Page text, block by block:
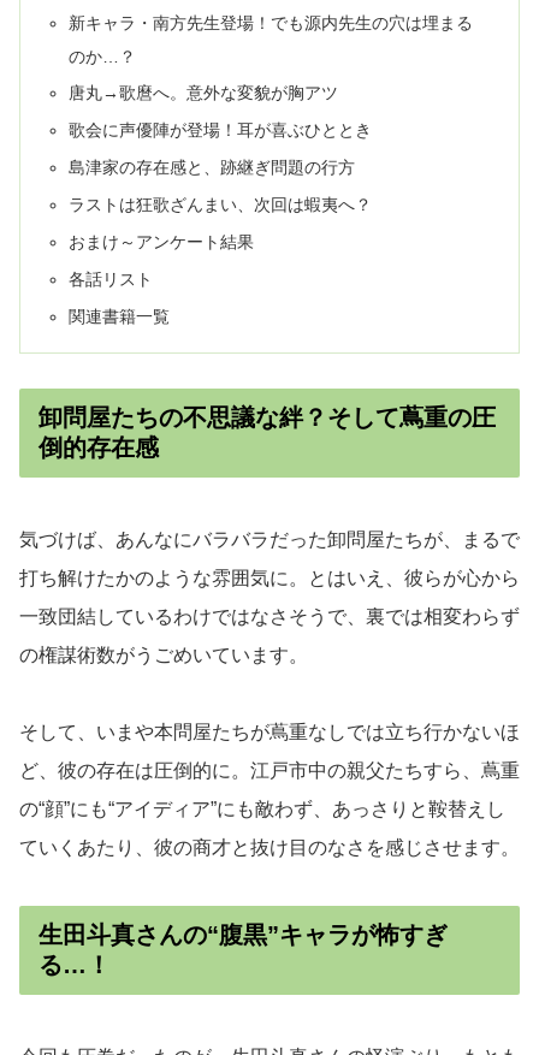
新キャラ・南方先生登場！でも源内先生の穴は埋まる
のか…？
唐丸→歌麿へ。意外な変貌が胸アツ
歌会に声優陣が登場！耳が喜ぶひととき
島津家の存在感と、跡継ぎ問題の行方
ラストは狂歌ざんまい、次回は蝦夷へ？
おまけ～アンケート結果
各話リスト
関連書籍一覧
卸問屋たちの不思議な絆？そして蔦重の圧
倒的存在感
気づけば、あんなにバラバラだった卸問屋たちが、まるで
打ち解けたかのような雰囲気に。とはいえ、彼らが心から
一致団結しているわけではなさそうで、裏では相変わらず
の権謀術数がうごめいています。
そして、いまや本問屋たちが蔦重なしでは立ち行かないほ
ど、彼の存在は圧倒的に。江戸市中の親父たちすら、蔦重
の“顔”にも“アイディア”にも敵わず、あっさりと鞍替えし
ていくあたり、彼の商才と抜け目のなさを感じさせます。
生田斗真さんの“腹黒”キャラが怖すぎ
る…！